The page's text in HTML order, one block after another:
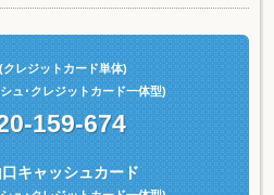
(クレジットカード単体)
ュ･クレジットカード一体型)
159-674
キャッシュカード